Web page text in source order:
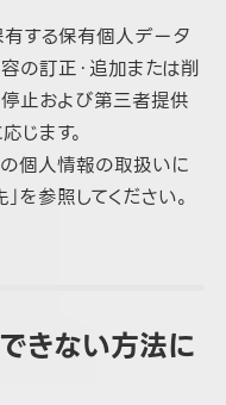
する保有個人データ
の訂正・追加または削
止および第三者提供
じます。
個人情報の取扱いに
を参照してください。
きない方法に